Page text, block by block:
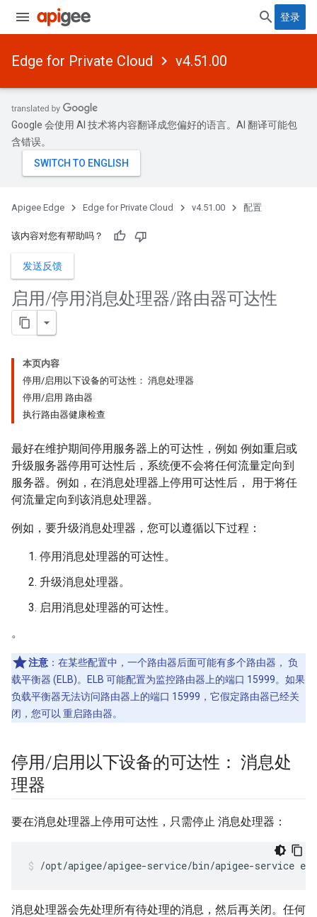
登录
Edge for Private Cloud v4.51.00
Google 会使用 AI 技术将内容翻译成您偏好的语言。AI 翻译可能包
含错误。
Apigee Edge Edge for Private Cloud v4.51.00 配置
该内容对您有帮助吗？
发送反馈
启用/停用消息处理器/路由器可达性
本页内容
停用/启用以下设备的可达性： 消息处理器
停用/启用 路由器
执行路由器健康检查
最好在维护期间停用服务器上的可达性，例如 例如重启或
升级服务器停用可达性后，系统便不会将任何流量定向到
服务器。例如，在消息处理器上停用可达性后， 用于将任
何流量定向到该消息处理器。
例如，要升级消息处理器，您可以遵循以下过程：
停用消息处理器的可达性。
升级消息处理器。
启用消息处理器的可达性。
。
注意 ：在某些配置中，一个路由器后面可能有多个路由器， 负
载平衡器 (ELB)。ELB 可能配置为监控路由器上的端口 15999。如果
负载平衡器无法访问路由器上的端口 15999，它假定路由器已经关
闭，您可以 重启路由器。
停用/启用以下设备的可达性： 消息处
理器
要在消息处理器上停用可达性，只需停止 消息处理器：
/opt/apigee/apigee-service/bin/apigee-service
消息处理器会先处理所有待处理的消息，然后再关闭。任何